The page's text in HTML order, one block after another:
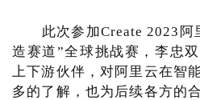
此次参加Create 2023阿
造赛道”全球挑战赛，李忠
上下游伙伴，对阿里云在智
多的了解，也为后续各方的